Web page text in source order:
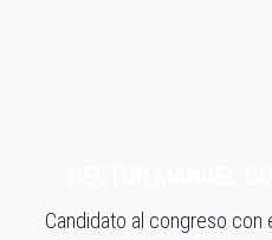
Candidato al congreso con